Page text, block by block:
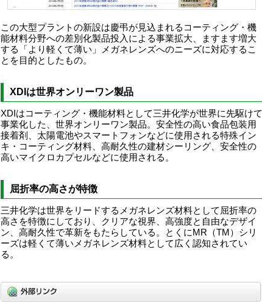
この大型プラントの新設は慶弔が見込まれるコーティング・機
能材料分野への差別化製品投入による事業拡大、ますます増大
する「より軽くて薄い」メガネレンズへのニーズに対応するこ
とを目的としたもの。
XDIは世界オンリーワン製品
XDIはコーティング・機能材料として三井化学が世界に先駆けて
事業化した、世界オンリーワン製品。安全性の高い食品包装用
接着剤、太陽電池やスマートフォンなどに使用される特殊イン
キ・コーティング材料、高耐久性の建材シーリング、安全性の
高いマイクロカプセルなどに使用される。
屈折率の高さが特徴
三井化学は世界をリードするメガネレンズ材料として屈折率の
高さを特徴にしており、クリアな視界、高強度と自由なデザイ
ン、高耐久性で革新をもたらしている。とくにMR（TM）シリ
ーズは軽くて薄いメガネレンズ材料として広く認知されてい
る。